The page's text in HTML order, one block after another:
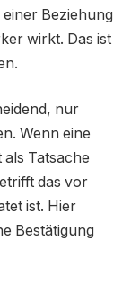
Beziehung
wirkt. Das ist
nur
Wenn eine
Tatsache
das vor
ist. Hier
Bestätigung